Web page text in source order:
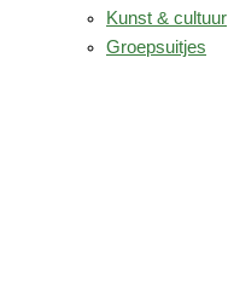
Kunst & cultuur
Groepsuitjes